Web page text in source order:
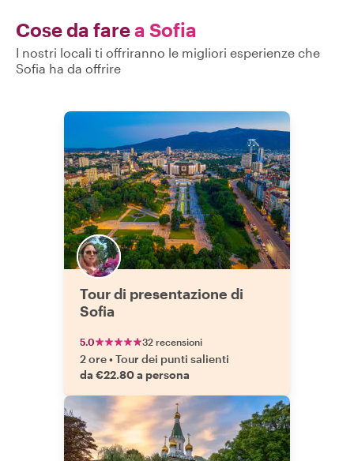
Cose da farea Sofia
I nostri locali ti offriranno le migliori esperienze che
Sofia ha da offrire
Tour di presentazione di
Sofia
5.0 32 recensioni
2 ore•Tour dei punti salienti
da €22.80 a persona